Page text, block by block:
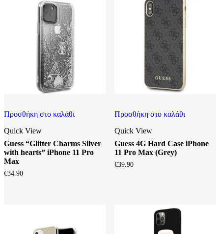
Προσθήκη στο καλάθι
Quick View
Guess “Glitter Charms Silver
with hearts” iPhone 11 Pro
Max
€34.90
Προσθήκη στο καλάθι
Quick View
Guess 4G Hard Case iPhone
11 Pro Max (Grey)
€39.90